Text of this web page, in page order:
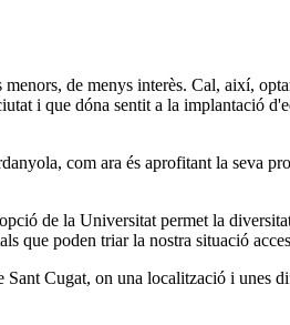
de menys interès. Cal, així,
i que dóna sentit a la implantació
com ara és aprofitant la seva
de la Universitat permet la
que poden triar la nostra situació
Cugat, on una localització i unes